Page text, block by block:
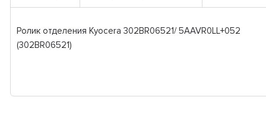
Ролик отделения Kyocera 302BR06521/ 5AAVR0LL+052
(302BR06521)